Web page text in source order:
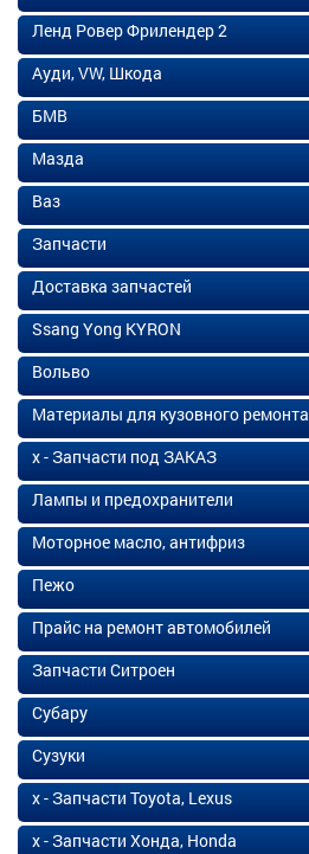
Ленд Ровер Фрилендер 2
Ауди, VW, Шкода
БМВ
Мазда
Ваз
Запчасти
Доставка запчастей
Ssang Yong KYRON
Вольво
Материалы для кузовного ремонта
х - Запчасти под ЗАКАЗ
Лампы и предохранители
Моторное масло, антифриз
Пежо
Прайс на ремонт автомобилей
Запчасти Ситроен
Субару
Сузуки
х - Запчасти Toyota, Lexus
х - Запчасти Хонда, Honda